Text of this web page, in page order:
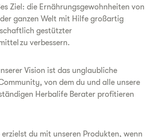
Ziel: die Ernährungsgewohnheiten von
ganzen Welt mit Hilfe großartig
gestützter
zu verbessern.
Vision ist das unglaubliche
von dem du und alle unsere
Herbalife Berater profitieren
erzielst du mit unseren Produkten, wenn